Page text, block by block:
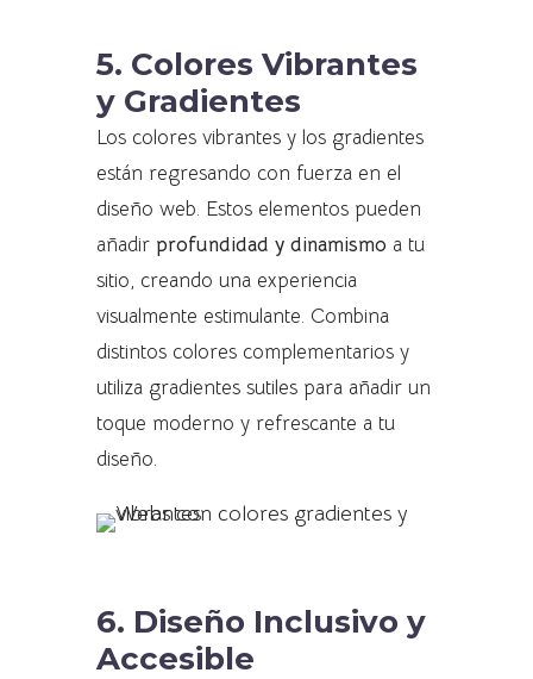
5. Colores Vibrantes
y Gradientes
Los colores vibrantes y los gradientes
están regresando con fuerza en el
diseño web. Estos elementos pueden
añadir profundidad y dinamismo a tu
sitio, creando una experiencia
visualmente estimulante. Combina
distintos colores complementarios y
utiliza gradientes sutiles para añadir un
toque moderno y refrescante a tu
diseño.
6. Diseño Inclusivo y
Accesible